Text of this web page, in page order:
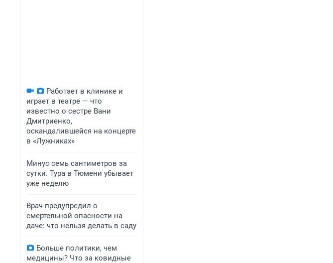
Работает в клинике и
играет в театре — что
известно о сестре Вани
Дмитриенко,
оскандалившейся на концерте
в «Лужниках»
Минус семь сантиметров за
сутки. Тура в Тюмени убывает
уже неделю
Врач предупредил о
смертельной опасности на
даче: что нельзя делать в саду
Больше политики, чем
медицины? Что за ковидные